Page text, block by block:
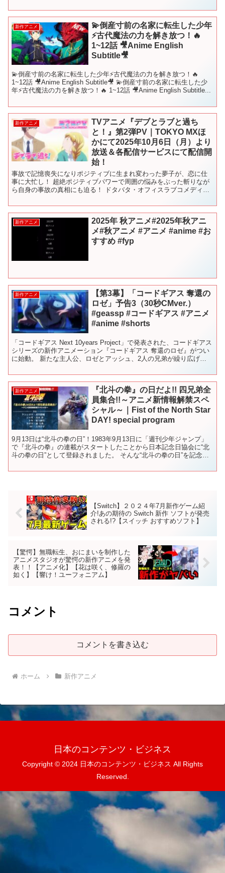
新作アニメ
💫倒産寸前の名家に転生した少年
⚡古代魔法の力を解き放つ！🔥
1~12話 🎥Anime English
Subtitle🎥
💫倒産寸前の名家に転生した少年⚡古代魔法の力を解き放つ！🔥
1~12話 🎥Anime English Subtitle🎥 💫倒産寸前の名家に転生した少
年⚡古代魔法の力を解き放つ！🔥 1~12話 🎥Anime English Subtitle...
新作アニメ
TVアニメ『デブとラブと過ち
と！』第2弾PV｜TOKYO MXほ
かにて2025年10月6日（月）より
放送＆各配信サービスにて配信開
始！
事故で記憶喪失になりポジティブに生まれ変わった夢子が、恋に仕
事に大忙し！ 超絶ポジティブパワーで周囲の悩みをぶった斬りなが
ら自身の事故の真相にも迫る！ ドタバタ・オフィスラブコメディー
新作アニメ
2025年 秋アニメ#2025年秋アニ
メ#秋アニメ #アニメ #anime #お
すすめ #fyp
新作アニメ
【第3幕】「コードギアス 奪還の
ロゼ」予告3（30秒CMver.）
#geassp #コードギアス #アニメ
#anime #shorts
「コードギアス Next 10years Project」で発表された、コードギアス
シリーズの新作アニメーション『コードギアス 奪還のロゼ』がつい
に始動。 新たな主人公、ロゼとアッシュ、2人の兄弟が繰り広げ
新作アニメ
『北斗の拳』の日だよ!! 四兄弟全
員集合!!～アニメ新情報解禁スペ
シャル～｜Fist of the North Star
DAY! special program
9月13日は“北斗の拳の日”！1983年9月13日に「週刊少年ジャンプ」
で『北斗の拳』の連載がスタートしたことから日本記念日協会に“北
斗の拳の日”として登録されました。 そんな“北斗の拳の日”を記念し
【Switch】２０２４年7月新作ゲーム紹
介!あの期待の Switch 新作 ソフトが発売
される!?【スイッチ おすすめソフト】
【驚愕】無職転生、おにまいを制作した
アニメスタジオが驚愕の新作アニメを発
表！！【アニメ化】【花は咲く、修羅の
如く】【響け！ユーフォニアム】
コメント
コメントを書き込む
ホーム 新作アニメ
日本のコンテンツ・ビジネス
Copyright © 2024 日本のコンテンツ・ビジネス All Rights
Reserved.